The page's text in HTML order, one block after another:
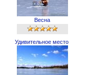
Весна
Удивительное место